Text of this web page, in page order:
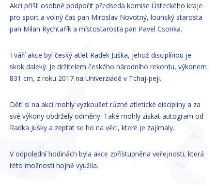
Akci přišli osobně podpořit předseda komise Ústeckého kraje
pro sport a volný čas pan Miroslav Novotný, lounský starosta
pan Milan Rychtařík a místostarosta pan Pavel Csonka.
Tváří akce byl český atlet Radek Juška, jehož disciplínou je
skok daleký. Je držitelem českého národního rekordu, výkonem
831 cm, z roku 2017 na Univerziádě v Tchaj-peji.
Děti si na akci mohly vyzkoušet různé atletické disciplíny a za
své výkony obdržely odměny. Také mohly získat autogram od
Radka Jušky a zeptat se ho na věci, které je zajímaly.
V odpolední hodinách byla akce zpřístupněna veřejnosti, která
této možnosti hojně využila.